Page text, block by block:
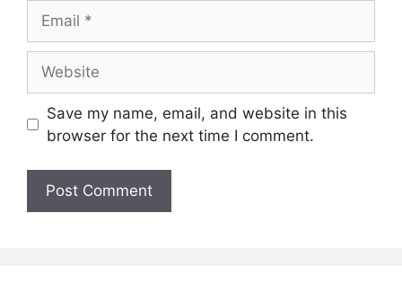
Save my name, email, and website in this
browser for the next time I comment.